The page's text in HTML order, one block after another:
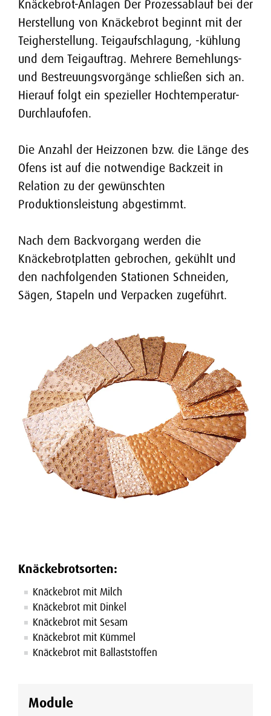
Laugengebäck-Anlage
Hartkeks-Anlage
THERMADOR
MEGADOR
STICKPRESSE SP
Stellenangebote
Kontakt
Kontakt & Anfahrt
Auslandsvertretungen
Knäckebrot-Anlagen Der Prozessablauf bei der
Herstellung von Knäckebrot beginnt mit der
Teigherstellung. Teigaufschlagung, -kühlung
und dem Teigauftrag. Mehrere Bemehlungs-
und Bestreuungsvorgänge schließen sich an.
Hierauf folgt ein spezieller Hochtemperatur-
Durchlaufofen.
Die Anzahl der Heizzonen bzw. die Länge des
Ofens ist auf die notwendige Backzeit in
Relation zu der gewünschten
Produktionsleistung abgestimmt.
Nach dem Backvorgang werden die
Knäckebrotplatten gebrochen, gekühlt und
den nachfolgenden Stationen Schneiden,
Sägen, Stapeln und Verpacken zugeführt.
Knäckebrotsorten:
Knäckebrot mit Milch
Knäckebrot mit Dinkel
Knäckebrot mit Sesam
Knäckebrot mit Kümmel
Knäckebrot mit Ballaststoffen
Module